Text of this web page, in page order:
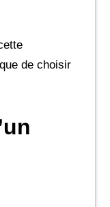
de choisir